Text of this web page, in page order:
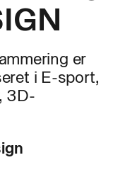
er
i E-sport,
3D-